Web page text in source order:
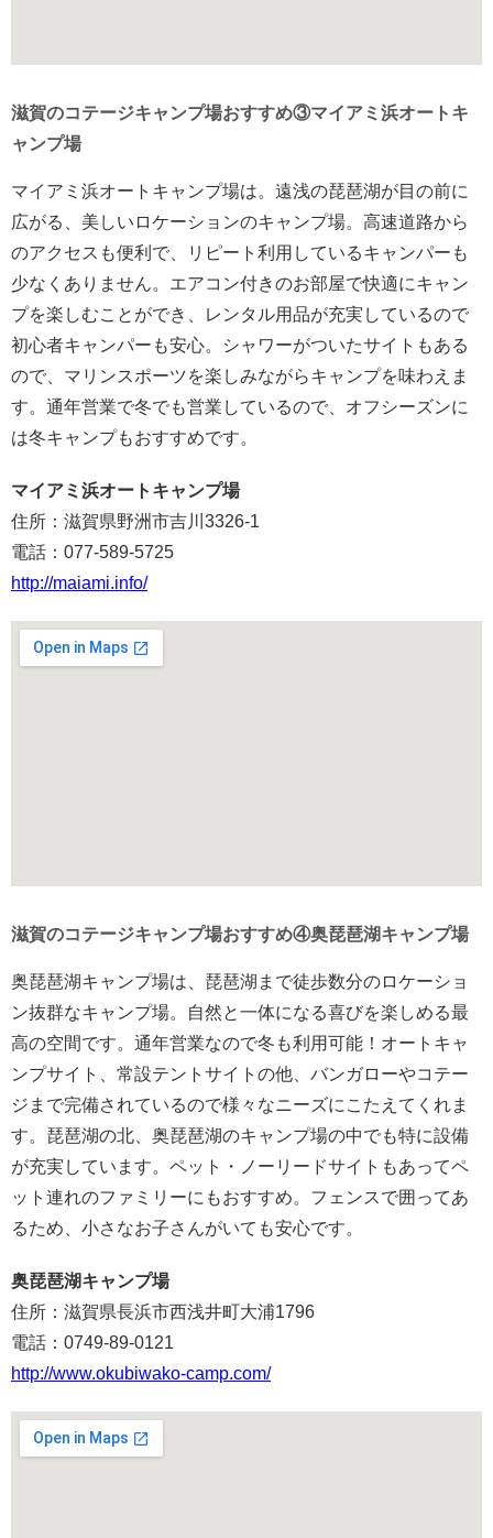
滋賀のコテージキャンプ場おすすめ③マイアミ浜オートキ
ャンプ場
マイアミ浜オートキャンプ場は。遠浅の琵琶湖が目の前に
広がる、美しいロケーションのキャンプ場。高速道路から
のアクセスも便利で、リピート利用しているキャンパーも
少なくありません。エアコン付きのお部屋で快適にキャン
プを楽しむことができ、レンタル用品が充実しているので
初心者キャンパーも安心。シャワーがついたサイトもある
ので、マリンスポーツを楽しみながらキャンプを味わえま
す。通年営業で冬でも営業しているので、オフシーズンに
は冬キャンプもおすすめです。
マイアミ浜オートキャンプ場
住所：滋賀県野洲市吉川3326-1
電話：077-589-5725
http://maiami.info/
滋賀のコテージキャンプ場おすすめ④奥琵琶湖キャンプ場
奥琵琶湖キャンプ場は、琵琶湖まで徒歩数分のロケーショ
ン抜群なキャンプ場。自然と一体になる喜びを楽しめる最
高の空間です。通年営業なので冬も利用可能！オートキャ
ンプサイト、常設テントサイトの他、バンガローやコテー
ジまで完備されているので様々なニーズにこたえてくれま
す。琵琶湖の北、奥琵琶湖のキャンプ場の中でも特に設備
が充実しています。ペット・ノーリードサイトもあってペ
ット連れのファミリーにもおすすめ。フェンスで囲ってあ
るため、小さなお子さんがいても安心です。
奥琵琶湖キャンプ場
住所：滋賀県長浜市西浅井町大浦1796
電話：0749-89-0121
http://www.okubiwako-camp.com/